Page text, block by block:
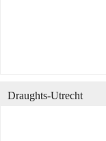
Draughts-Utrecht